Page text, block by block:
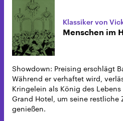
Klassiker von
Menschen im
Showdown: Preising erschlägt
Während er verhaftet wird,
Kringelein als König des
Grand Hotel, um seine restliche
genießen.